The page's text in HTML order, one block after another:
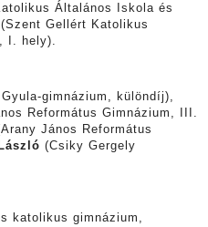
Általános Iskola és
(Szent Gellért Katolikus
I. hely).
gimnázium, különdíj),
Református Gimnázium, III.
János Református
(Csiky Gergely
katolikus gimnázium,